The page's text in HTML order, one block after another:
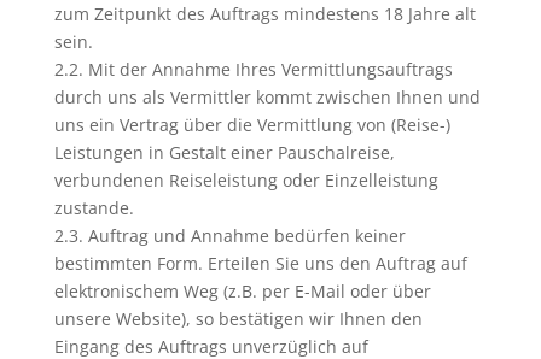
zum Zeitpunkt des Auftrags mindestens 18 Jahre alt
sein.
2.2. Mit der Annahme Ihres Vermittlungsauftrags
durch uns als Vermittler kommt zwischen Ihnen und
uns ein Vertrag über die Vermittlung von (Reise-)
Leistungen in Gestalt einer Pauschalreise,
verbundenen Reiseleistung oder Einzelleistung
zustande.
2.3. Auftrag und Annahme bedürfen keiner
bestimmten Form. Erteilen Sie uns den Auftrag auf
elektronischem Weg (z.B. per E-Mail oder über
unsere Website), so bestätigen wir Ihnen den
Eingang des Auftrags unverzüglich auf